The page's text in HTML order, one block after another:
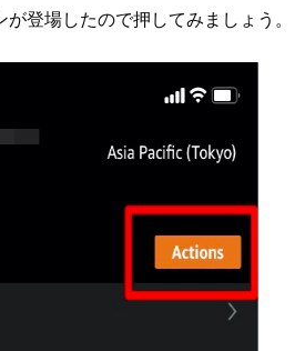
登場したので押してみましょう。